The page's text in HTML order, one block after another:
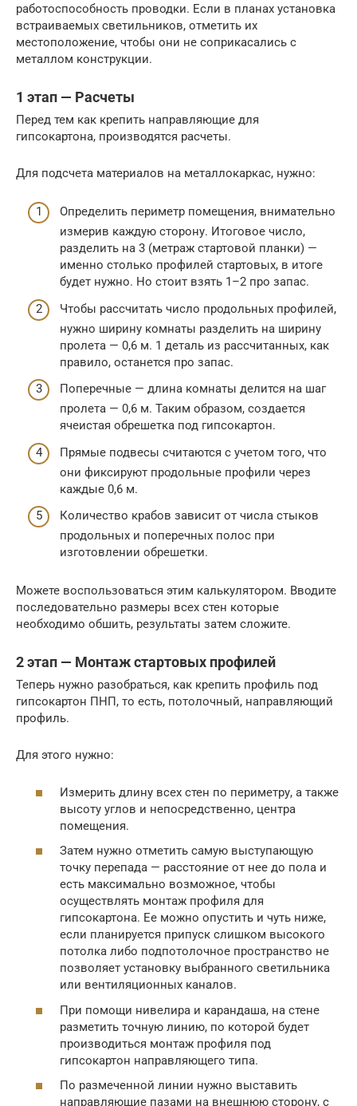
работоспособность проводки. Если в планах установка
встраиваемых светильников, отметить их
местоположение, чтобы они не соприкасались с
металлом конструкции.
1 этап — Расчеты
Перед тем как крепить направляющие для
гипсокартона, производятся расчеты.
Для подсчета материалов на металлокаркас, нужно:
Определить периметр помещения, внимательно
измерив каждую сторону. Итоговое число,
разделить на 3 (метраж стартовой планки) —
именно столько профилей стартовых, в итоге
будет нужно. Но стоит взять 1–2 про запас.
Чтобы рассчитать число продольных профилей,
нужно ширину комнаты разделить на ширину
пролета — 0,6 м. 1 деталь из рассчитанных, как
правило, останется про запас.
Поперечные — длина комнаты делится на шаг
пролета — 0,6 м. Таким образом, создается
ячеистая обрешетка под гипсокартон.
Прямые подвесы считаются с учетом того, что
они фиксируют продольные профили через
каждые 0,6 м.
Количество крабов зависит от числа стыков
продольных и поперечных полос при
изготовлении обрешетки.
Можете воспользоваться этим калькулятором. Вводите
последовательно размеры всех стен которые
необходимо обшить, результаты затем сложите.
2 этап — Монтаж стартовых профилей
Теперь нужно разобраться, как крепить профиль под
гипсокартон ПНП, то есть, потолочный, направляющий
профиль.
Для этого нужно:
Измерить длину всех стен по периметру, а также
высоту углов и непосредственно, центра
помещения.
Затем нужно отметить самую выступающую
точку перепада — расстояние от нее до пола и
есть максимально возможное, чтобы
осуществлять монтаж профиля для
гипсокартона. Ее можно опустить и чуть ниже,
если планируется припуск слишком высокого
потолка либо подпотолочное пространство не
позволяет установку выбранного светильника
или вентиляционных каналов.
При помощи нивелира и карандаша, на стене
разметить точную линию, по которой будет
производиться монтаж профиля под
гипсокартон направляющего типа.
По размеченной линии нужно выставить
направляющие пазами на внешнюю сторону, с